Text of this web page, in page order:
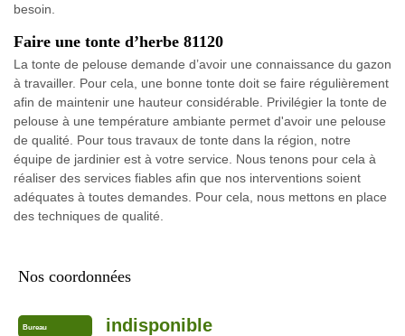
besoin.
Faire une tonte d’herbe 81120
La tonte de pelouse demande d’avoir une connaissance du gazon
à travailler. Pour cela, une bonne tonte doit se faire régulièrement
afin de maintenir une hauteur considérable. Privilégier la tonte de
pelouse à une température ambiante permet d'avoir une pelouse
de qualité. Pour tous travaux de tonte dans la région, notre
équipe de jardinier est à votre service. Nous tenons pour cela à
réaliser des services fiables afin que nos interventions soient
adéquates à toutes demandes. Pour cela, nous mettons en place
des techniques de qualité.
Nos coordonnées
Bureau indisponible